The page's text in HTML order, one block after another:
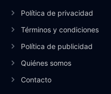
Política de privacidad
Términos y condiciones
Política de publicidad
Quiénes somos
Contacto